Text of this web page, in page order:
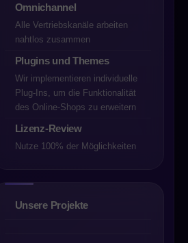
Omnichannel
Alle Vertriebskanäle arbeiten
nahtlos zusammen
Plugins und Themes
Wir implementieren individuelle
Plug-Ins, um die Funktionalität
des Online‑Shops zu erweitern
Lizenz-Review
Nutze 100% der Möglichkeiten
Unsere Projekte
Lizenz auf
Ebene
eines Online-Shop-Betreibers ist die
ein IT-Tool. Sie ist das Fundament,
Logistik, Marketing,
zukünftige
aufbauen. Die Lizenz entscheidet
entwickelt, monetarisiert und an
angepasst werden
setzt, die die Organisation mit
den Lizenzen MIT, OSL-3.0 und